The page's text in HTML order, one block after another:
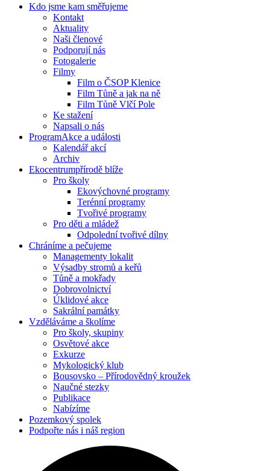
Kdo jsme kam směřujeme
Kontakt
Aktuality
Naši členové
Podporují nás
Fotogalerie
Filmy
Film o ČSOP Klenice
Film Tůně a jak na ně
Film Tůně Vlčí Pole
Ke stažení
Napsali o nás
ProgramAkce a události
Kalendář akcí
Archiv
Ekocentrumpřírodě blíže
Pro školy
Ekovýchovné programy
Terénní programy
Tvořivé programy
Pro děti a mládež
Odpolední tvořivé dílny
Chráníme a pečujeme
Managementy lokalit
Výsadby stromů a keřů
Tůně a mokřady
Dobrovolnictví
Úklidové akce
Sakrální památky
Vzděláváme a školíme
Pro školy, skupiny
Osvětové akce
Exkurze
Mykologický klub
Bousovsko – Přírodovědný kroužek
Naučné stezky
Publikace
Nabízíme
Pozemkový spolek
Podpořte nás i náš region